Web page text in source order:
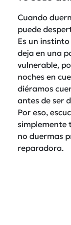
Cuando
puede
Es un
deja en una
vulnerable,
noches en
diéramos
antes de ser
Por eso,
simplemente
no duermas
reparadora.